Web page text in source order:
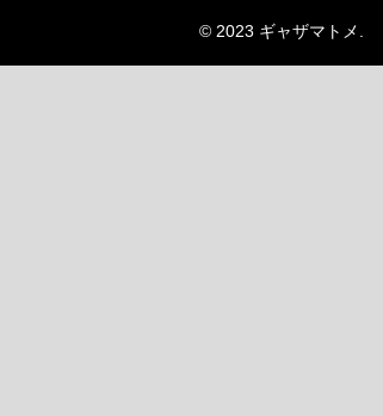
© 2023 ギャザマトメ.